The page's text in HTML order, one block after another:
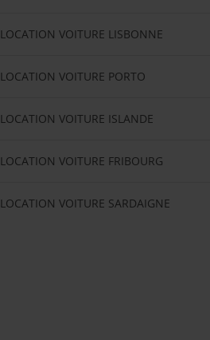
LOCATION VOITURE LISBONNE
LOCATION VOITURE PORTO
LOCATION VOITURE ISLANDE
LOCATION VOITURE FRIBOURG
LOCATION VOITURE SARDAIGNE